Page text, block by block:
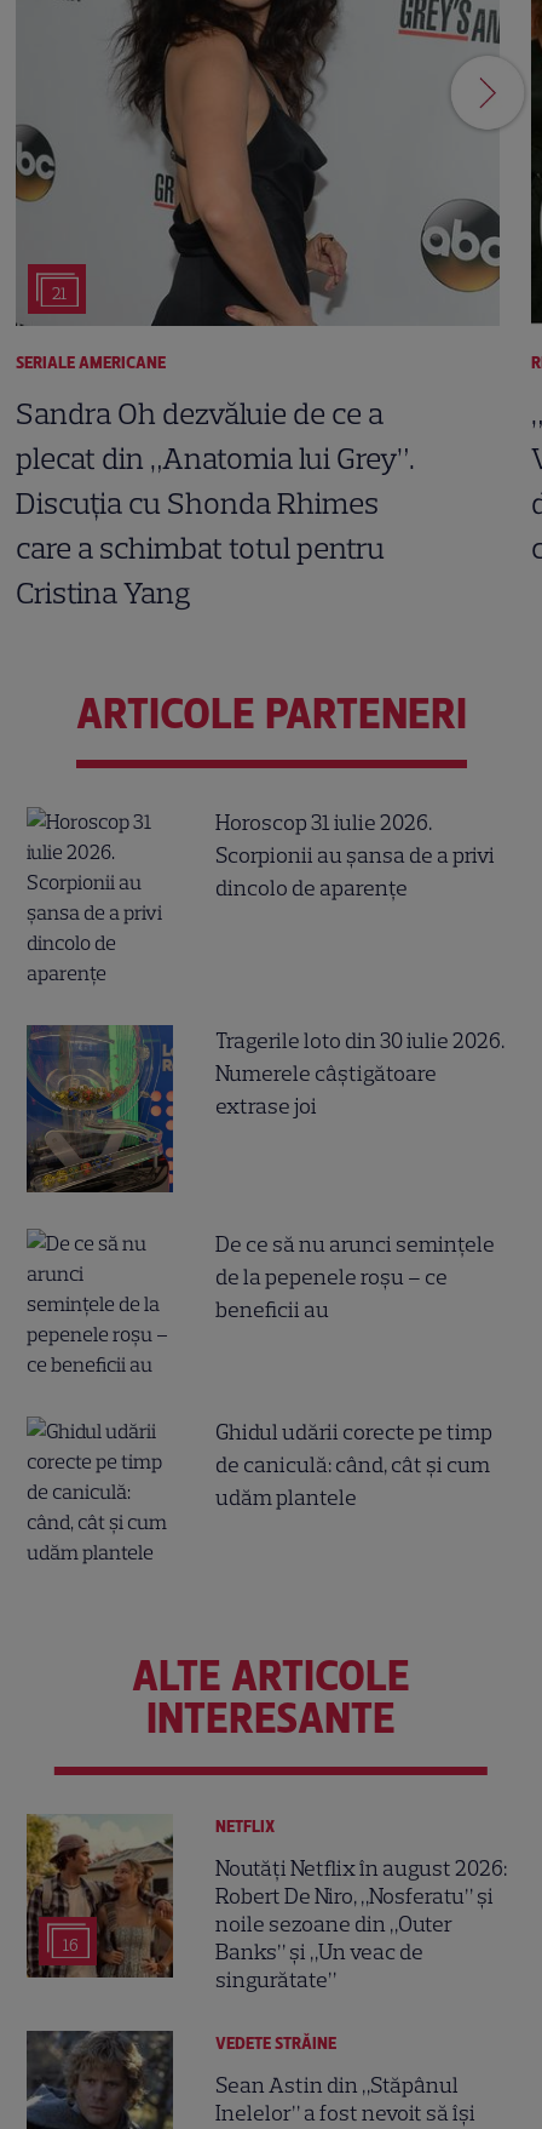
21
SERIALE AMERICANE
Sandra Oh dezvăluie de ce a
plecat din „Anatomia lui Grey”.
Discuția cu Shonda Rhimes
care a schimbat totul pentru
Cristina Yang
ARTICOLE PARTENERI
Horoscop 31 iulie 2026.
Scorpionii au șansa de a privi
dincolo de aparențe
Tragerile loto din 30 iulie 2026.
Numerele câştigătoare
extrase joi
De ce să nu arunci semințele
de la pepenele roșu – ce
beneficii au
Ghidul udării corecte pe timp
de caniculă: când, cât şi cum
udăm plantele
ALTE ARTICOLE
INTERESANTE
16
NETFLIX
Noutăți Netflix în august 2026:
Robert De Niro, „Nosferatu” și
noile sezoane din „Outer
Banks” și „Un veac de
singurătate”
VEDETE STRĂINE
Sean Astin din „Stăpânul
Inelelor” a fost nevoit să își